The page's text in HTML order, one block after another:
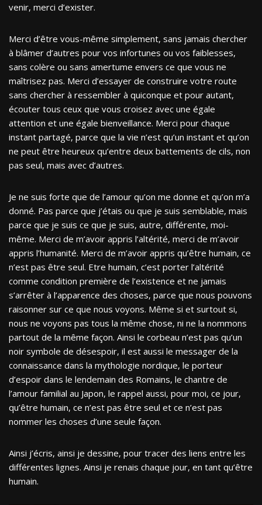
venir, merci d’exister.
Merci d’être vous-même simplement, sans jamais chercher
à blâmer d’autres pour vos infortunes ou vos faiblesses,
sans colère ou sans amertume envers ce que vous ne
maîtrisez pas. Merci d’essayer de construire votre route
sans chercher à ressembler à quiconque et pour autant,
écouter tous ceux que vous croisez avec une égale
attention et une égale bienveillance. Merci pour chaque
instant partagé, parce que la vie n’est qu’un instant et qu’on
ne peut être heureux qu’entre deux battements de cils, non
pas seul, mais avec d’autres.
Je ne suis forte que de l’amour qu’on me donne et qu’on m’a
donné. Pas parce que j’étais ou que je suis semblable, mais
parce que je suis ce que je suis, autre, différente, moi-
même. Merci de m’avoir appris l’altérité, merci de m’avoir
appris l’humanité. Merci de m’avoir appris qu’être humain, ce
n’est pas être seul. Etre humain, c’est porter l’altérité
comme condition première de l’existence et ne jamais
s’arrêter à l’apparence des choses, parce que nous pouvons
raisonner sur ce que nous voyons. Même si et surtout si,
nous ne voyons pas tous la même chose, ni ne la nommons
partout de la même façon. Ainsi le corbeau n’est pas qu’un
noir symbole de désespoir, il est aussi le messager de la
connaissance dans la mythologie nordique, le porteur
d’espoir dans le lendemain des Romains, le chantre de
l’amour familial au Japon, le rappel aussi, pour moi, ce jour,
qu’être humain, ce n’est pas être seul et ce n’est pas
nommer les choses d’une seule façon.
Ainsi j’écris, ainsi je dessine, pour tracer des liens entre les
différentes lignes. Ainsi je renais chaque jour, en tant qu’être
humain.